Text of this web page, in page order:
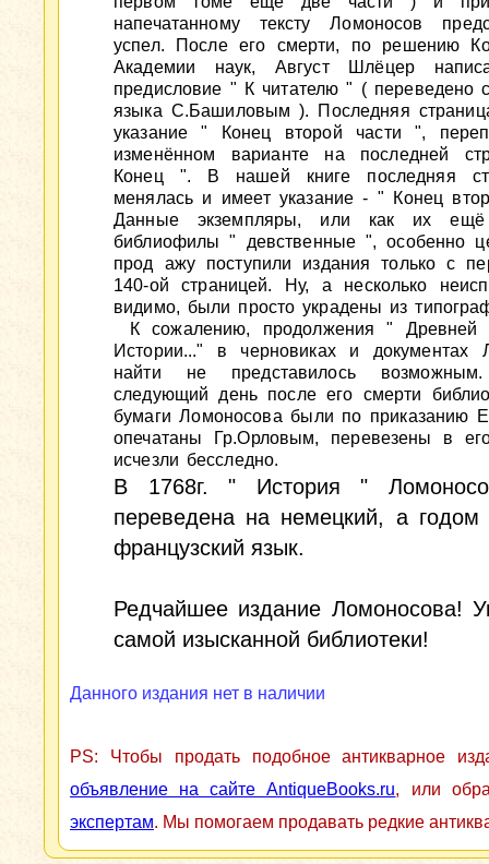
напечатанному тексту Ломоносов
успел. После его смерти, по решению
Академии наук, Август Шлёцер
предисловие " К читателю " ( переведено
языка С.Башиловым ). Последняя
указание " Конец второй части ",
изменённом варианте на последней
Конец ". В нашей книге последняя
менялась и имеет указание - " Конец
Данные экземпляры, или как их ещё
библиофилы " девственные ", особенно
прод ажу поступили издания только с
140-ой страницей. Ну, а несколько
видимо, были просто украдены из
К сожалению, продолжения " Древней
Истории..." в черновиках и документах
найти не представилось
следующий день после его смерти
бумаги Ломоносова были по приказанию
опечатаны Гр.Орловым, перевезены в
исчезли бесследно.
В 1768г. " История "
переведена на немецкий, а годом
французский язык.
Редчайшее издание Ломоносова!
самой изысканной библиотеки!
Данного издания нет в наличии
PS: Чтобы продать подобное антикварное
объявление на сайте AntiqueBooks.ru, или
экспертам. Мы помогаем продавать редкие